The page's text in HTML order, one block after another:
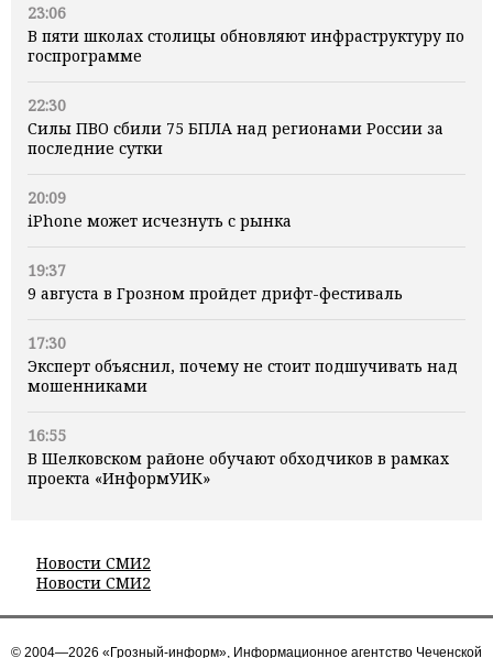
23:06
В пяти школах столицы обновляют инфраструктуру по
госпрограмме
22:30
Силы ПВО сбили 75 БПЛА над регионами России за
последние сутки
20:09
iPhone может исчезнуть с рынка
19:37
9 августа в Грозном пройдет дрифт-фестиваль
17:30
Эксперт объяснил, почему не стоит подшучивать над
мошенниками
16:55
В Шелковском районе обучают обходчиков в рамках
проекта «ИнформУИК»
Новости СМИ2
Новости СМИ2
© 2004—2026 «Грозный-информ», Информационное агентство Чеченской